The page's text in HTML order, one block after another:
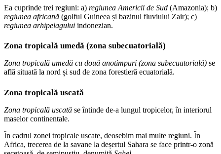
Ea cuprinde trei regiuni: a) regiunea Americii de Sud (Amazonia); b)
regiunea africană (golful Guineea și bazinul fluviului Zair); c)
regiunea arhipelagului indonezian.
Zona tropicală umedă (zona subecuatorială)
Zona tropicală umedă cu două anotimpuri (zona subecuatorială) se
află situată la nord și sud de zona forestieră ecuatorială.
Zona tropicală uscată
Zona tropicală uscată se întinde de-a lungul tropicelor, în interiorul
maselor continentale.
În cadrul zonei tropicale uscate, deosebim mai multe regiuni. În
Africa, trecerea de la savane la deșertul Sahara se face printr-o zonă